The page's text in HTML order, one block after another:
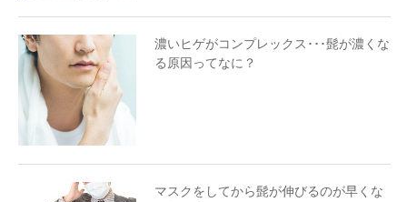
濃いヒゲがコンプレックス･･･髭が濃くな
る原因ってなに？
マスクをしてから髭が伸びるのが早くな